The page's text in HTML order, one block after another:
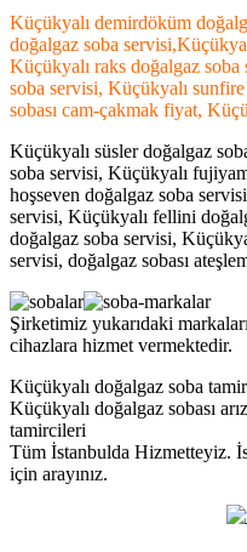
Küçükyalı demirdöküm
doğalgaz soba
Küçükyalı raks doğalgaz
soba servisi, Küçükyalı
sobası cam-çakmak fiyat,
Küçükyalı süsler doğalgaz
soba servisi, Küçükyalı
hoşseven doğalgaz soba
servisi, Küçükyalı fellini
doğalgaz soba servisi,
servisi, doğalgaz sobası
Şirketimiz yukarıdaki
cihazlara hizmet vermektedir.
Küçükyalı doğalgaz soba
Küçükyalı doğalgaz sobası
tamircileri
Tüm İstanbulda Hizmetteyiz.
için arayınız.